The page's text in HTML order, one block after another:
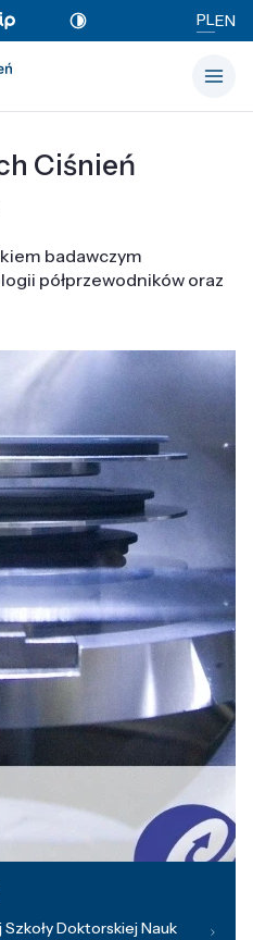
PLEN
Ciśnień
badawczym
półprzewodników oraz
Doktorskiej Nauk